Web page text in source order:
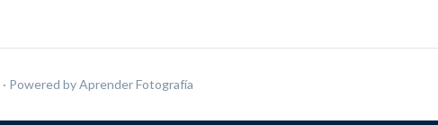
· Powered byAprender Fotografía